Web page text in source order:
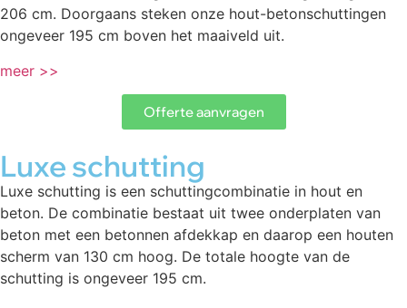
206 cm. Doorgaans steken onze hout-betonschuttingen
ongeveer 195 cm boven het maaiveld uit.
meer >>
Offerte aanvragen
Luxe schutting
Luxe schutting is een schuttingcombinatie in hout en
beton. De combinatie bestaat uit twee onderplaten van
beton met een betonnen afdekkap en daarop een houten
scherm van 130 cm hoog. De totale hoogte van de
schutting is ongeveer 195 cm.